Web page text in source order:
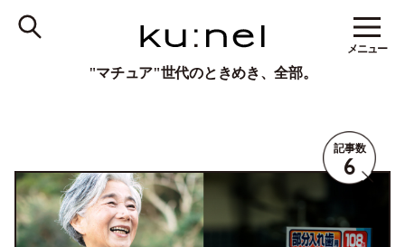
"マチュア"世代のときめき、全部。
メニュー
記事数
6